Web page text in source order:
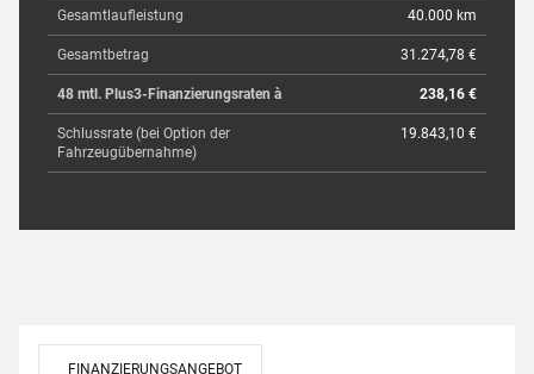
Gesamtlaufleistung 40.000 km
Gesamtbetrag 31.274,78 €
48 mtl. Plus3-Finanzierungsraten à 238,16 €
Schlussrate (bei Option der
Fahrzeugübernahme)
19.843,10 €
FINANZIERUNGSANGEBOT